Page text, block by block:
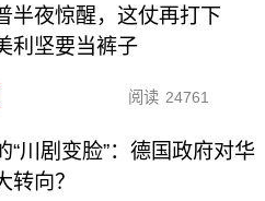
半夜惊醒，这仗再打下
利坚要当裤子
阅读 24761
“川剧变脸”：德国政府对华
转向？